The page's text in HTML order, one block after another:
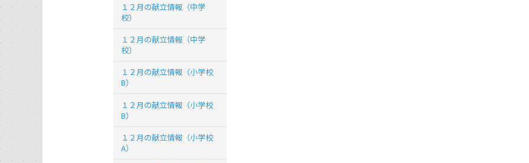
１２月の献立情報（中学
校）
１２月の献立情報（中学
校）
１２月の献立情報（小学校
B）
１２月の献立情報（小学校
B）
１２月の献立情報（小学校
A）